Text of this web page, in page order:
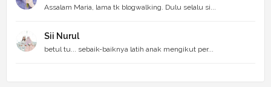
Assalam Maria, lama tk blogwalking. Dulu selalu si...
Sii Nurul
betul tu... sebaik-baiknya latih anak mengikut per...